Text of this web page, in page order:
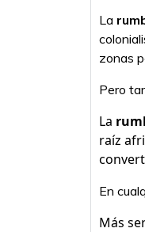
La
zonas
Pero
La
raíz
En
Más